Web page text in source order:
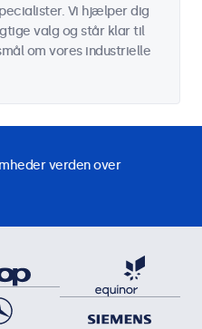
Vi hjælper dig
valg og står klar til
om vores industrielle
verden over